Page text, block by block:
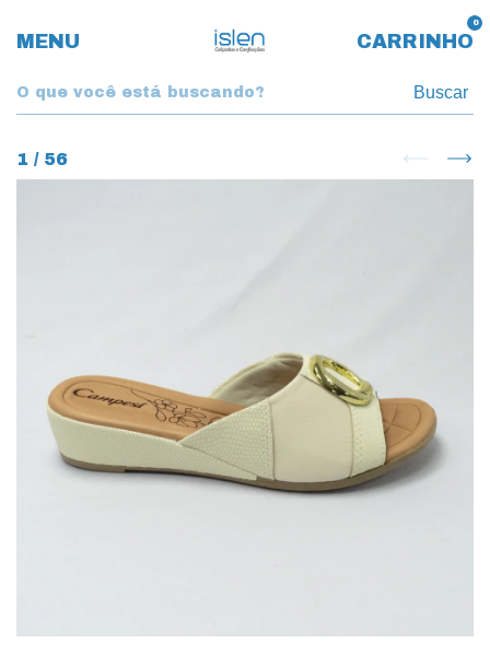
MENU CARRINHO
0
Buscar
1 / 56